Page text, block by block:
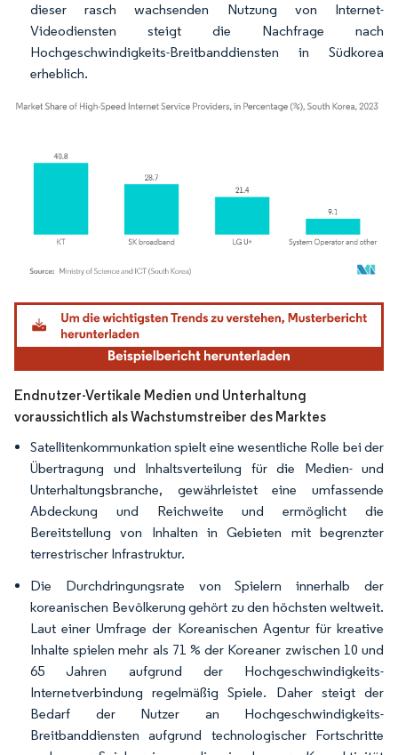
dieser rasch wachsenden Nutzung von Internet-
Videodiensten steigt die Nachfrage nach
Hochgeschwindigkeits-Breitbanddiensten in Südkorea
erheblich.
Bild © Mordor Intelligence. Wiederverwendung erfordert Namensnennung gemäß
Endnutzer-Vertikale Medien und Unterhaltung
voraussichtlich als Wachstumstreiber des Marktes
Satellitenkommunkation spielt eine wesentliche Rolle bei der
Übertragung und Inhaltsverteilung für die Medien- und
Unterhaltungsbranche, gewährleistet eine umfassende
Abdeckung und Reichweite und ermöglicht die
Bereitstellung von Inhalten in Gebieten mit begrenzter
terrestrischer Infrastruktur.
Die Durchdringungsrate von Spielern innerhalb der
koreanischen Bevölkerung gehört zu den höchsten weltweit.
Laut einer Umfrage der Koreanischen Agentur für kreative
Inhalte spielen mehr als 71 % der Koreaner zwischen 10 und
65 Jahren aufgrund der Hochgeschwindigkeits-
Internetverbindung regelmäßig Spiele. Daher steigt der
Bedarf der Nutzer an Hochgeschwindigkeits-
Breitbanddiensten aufgrund technologischer Fortschritte